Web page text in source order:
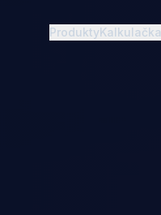
ProduktyKalkulačka